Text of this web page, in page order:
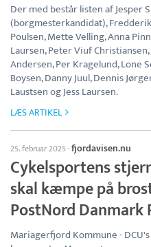
Der med består listen af Jesper
(borgmesterkandidat),
Poulsen, Mette Velling, Anna
Laursen, Peter Viuf Christiansen,
Andersen, Per Kragelund, Lone
Boysen, Danny Juul, Dennis
Laustsen og Jess Laursen.
LÆS ARTIKEL
25. februar 2025·fjordavisen.nu
Cykelsportens
skal kæmpe på
PostNord Danmark
Mariagerfjord Kommune -